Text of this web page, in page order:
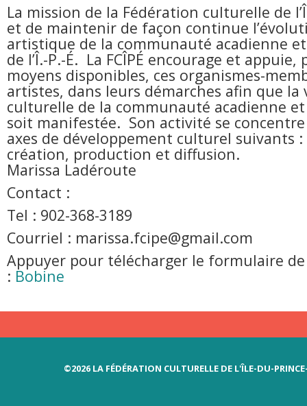
La mission de la Fédération culturelle de
et de maintenir de façon continue
artistique de la communauté acadienne
de l’Î.-P.-É. La FCÎPÉ encourage et appuie,
moyens disponibles, ces organismes-
artistes, dans leurs démarches afin que
culturelle de la communauté acadienne
soit manifestée. Son activité se
axes de développement culturel suivants
création, production et diffusion.
Marissa Ladéroute
Contact :
Tel : 902-368-3189
Courriel : marissa.fcipe@gmail.com
Appuyer pour télécharger le formulaire
: Bobine
©2026 LA FÉDÉRATION CULTURELLE DE L'ÎLE-DU-